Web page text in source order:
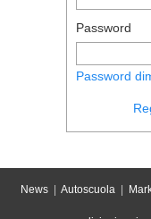
Password
Password
News| Autoscuola|